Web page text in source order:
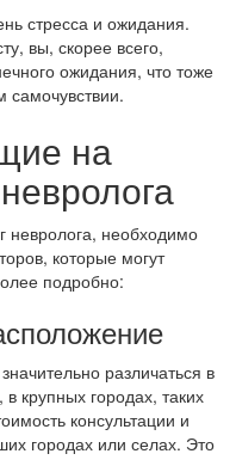
стресса и ожидания.
вы, скорее всего,
ожидания, что тоже
на
невролога, необходимо
которые могут
подробно:
различаться в
крупных городах, таких
консультации и
городах или селах. Это